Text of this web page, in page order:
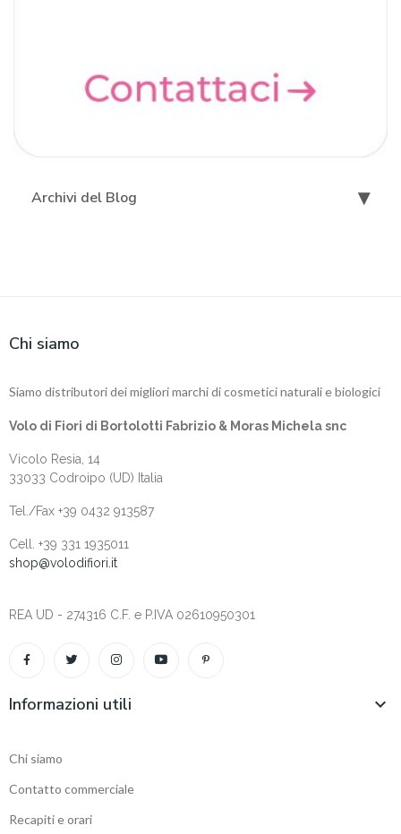
Archivi del Blog
Chi siamo
Siamo distributori dei migliori marchi di cosmetici naturali e biologici
Volo di Fiori di Bortolotti Fabrizio & Moras Michela snc
Vicolo Resia, 14
33033 Codroipo (UD) Italia
Tel./Fax +39 0432 913587
Cell. +‎39 331 1935011
shop@volodifiori.it
REA UD - 274316 C.F. e P.IVA 02610950301
Informazioni utili 
Chi siamo
Contatto commerciale
Recapiti e orari